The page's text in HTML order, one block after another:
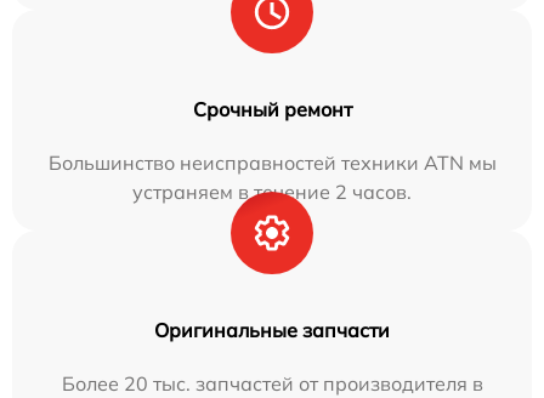
Срочный ремонт
Большинство неисправностей техники ATN мы
устраняем в течение 2 часов.
Оригинальные запчасти
Более 20 тыс. запчастей от производителя в